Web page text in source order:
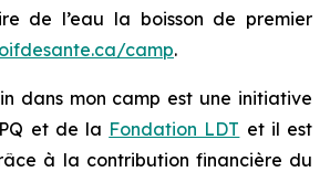
de l’eau la boisson de premier
camp.
dans mon camp est une initiative
et de la Fondation LDT et il est
à la contribution financière du